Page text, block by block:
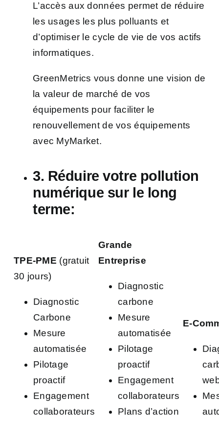
L’accès aux données permet de réduire
les usages les plus polluants et
d’optimiser le cycle de vie de vos actifs
informatiques.
GreenMetrics vous donne une vision de
la valeur de marché de vos
équipements pour faciliter le
renouvellement de vos équipements
avec MyMarket.
3. Réduire votre pollution
numérique sur le long
terme:
TPE-PME (gratuit
30 jours)
Diagnostic
Carbone
Mesure
automatisée
Pilotage
proactif
Engagement
collaborateurs
Grande
Entreprise
Diagnostic
carbone
Mesure
automatisée
Pilotage
proactif
Engagement
collaborateurs
Plans d’action
E-